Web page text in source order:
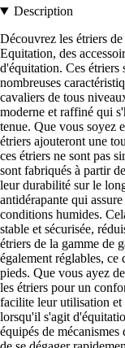
Description
Découvrez les étriers
Equitation, des
d'équitation. Ces étriers
nombreuses
cavaliers de tous
moderne et raffiné qui
tenue. Que vous soyez
étriers ajouteront une
ces étriers ne sont pas
sont fabriqués à partir
leur durabilité sur le
antidérapante qui
conditions humides.
stable et sécurisée,
étriers de la gamme de
également réglables, ce
pieds. Que vous ayez
les étriers pour un
facilite leur utilisation
lorsqu'il s'agit
équipés de